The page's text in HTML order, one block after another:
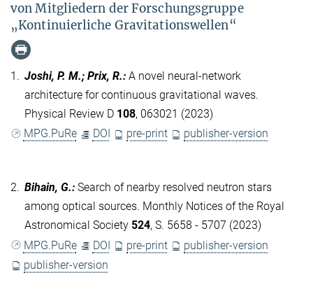
von Mitgliedern der Forschungsgruppe
„Kontinuierliche Gravitationswellen“
1. Joshi, P. M.; Prix, R.: A novel neural-network
architecture for continuous gravitational waves.
Physical Review D 108, 063021 (2023)
MPG.PuRe
DOI pre-print publisher-version
2. Bihain, G.: Search of nearby resolved neutron stars
among optical sources. Monthly Notices of the Royal
Astronomical Society 524, S. 5658 - 5707 (2023)
MPG.PuRe
DOI pre-print
publisher-version
publisher-version